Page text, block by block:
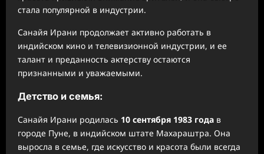
стала популярной в индустрии.
Санайя Ирани продолжает активно работать в
индийском кино и телевизионной индустрии, и ее
талант и преданность актерству остаются
признанными и уважаемыми.
Детство и семья:
Санайя Ирани родилась 10 сентября 1983 года в
городе Пуне, в индийском штате Махараштра. Она
выросла в семье, где искусство и красота были всегда